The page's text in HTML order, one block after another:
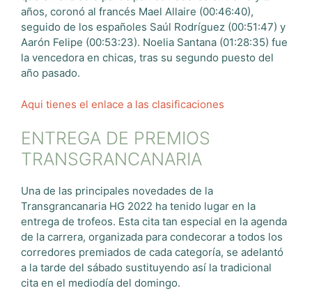
años, coronó al francés Mael Allaire (00:46:40),
seguido de los españoles Saúl Rodríguez (00:51:47) y
Aarón Felipe (00:53:23). Noelia Santana (01:28:35) fue
la vencedora en chicas, tras su segundo puesto del
año pasado.
Aqui tienes el enlace a las clasificaciones
ENTREGA DE PREMIOS
TRANSGRANCANARIA
Una de las principales novedades de la
Transgrancanaria HG 2022 ha tenido lugar en la
entrega de trofeos. Esta cita tan especial en la agenda
de la carrera, organizada para condecorar a todos los
corredores premiados de cada categoría, se adelantó
a la tarde del sábado sustituyendo así la tradicional
cita en el mediodía del domingo.